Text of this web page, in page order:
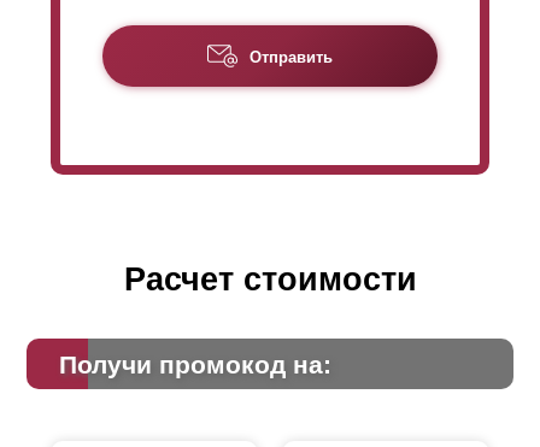
Отправить
Расчет стоимости
Получи промокод на: